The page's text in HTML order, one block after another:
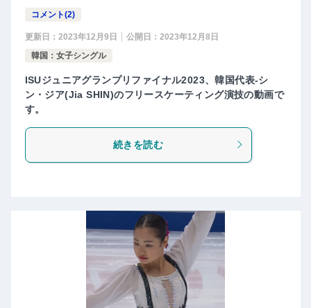
コメント(2)
更新日： 2023年12月9日 公開日： 2023年12月8日
韓国：女子シングル
ISUジュニアグランプリファイナル2023、韓国代表-シ
ン・ジア(Jia SHIN)のフリースケーティング演技の動画で
す。
続きを読む